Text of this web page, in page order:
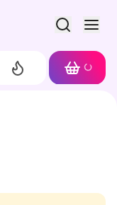
Акции
Корзина